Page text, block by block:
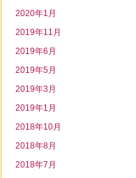
2020年1月
2019年11月
2019年6月
2019年5月
2019年3月
2019年1月
2018年10月
2018年8月
2018年7月